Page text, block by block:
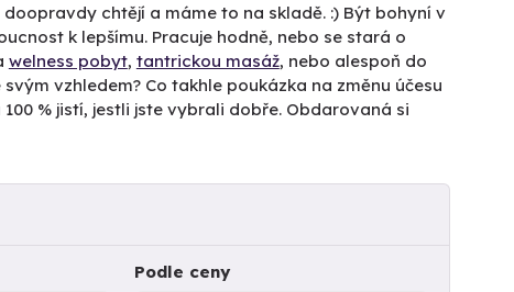
chtějí a máme to na skladě. :) Být bohyní v
k lepšímu. Pracuje hodně, nebo se stará o
welness pobyt, tantrickou masáž, nebo alespoň do
vzhledem? Co takhle poukázka na změnu účesu
% jistí, jestli jste vybrali dobře. Obdarovaná si
Podle ceny